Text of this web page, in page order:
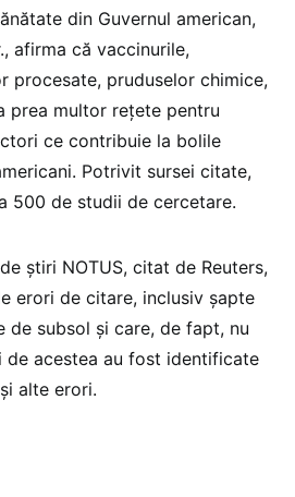
din Guvernul american,
afirma că vaccinurile,
procesate, pruduselor chimice,
prea multor rețete pentru
ce contribuie la bolile
Potrivit sursei citate,
500 de studii de cercetare.
știri NOTUS, citat de Reuters,
erori de citare, inclusiv șapte
de subsol și care, de fapt, nu
de acestea au fost identificate
alte erori.